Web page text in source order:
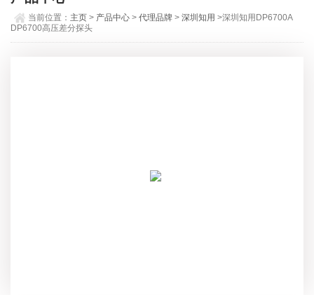
当前位置： 主页 > 产品中心 >代理品牌 >深圳知用 >深圳知用DP6700A
DP6700高压差分探头